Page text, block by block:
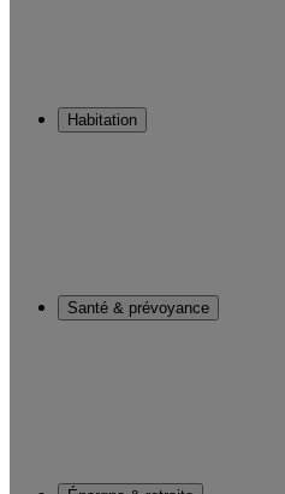
Habitation
Santé & prévoyance